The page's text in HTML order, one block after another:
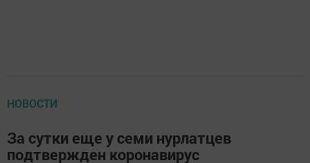
НОВОСТИ
За сутки еще у семи нурлатцев
подтвержден коронавирус